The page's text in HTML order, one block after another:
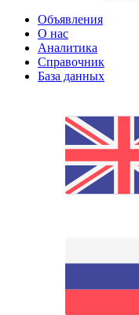
Объявления
О нас
Аналитика
Справочник
База данных